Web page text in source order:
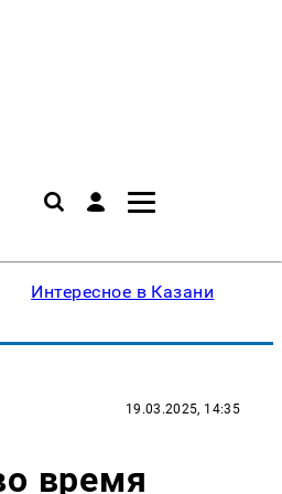
Интересное в Казани
19.03.2025, 14:35
время